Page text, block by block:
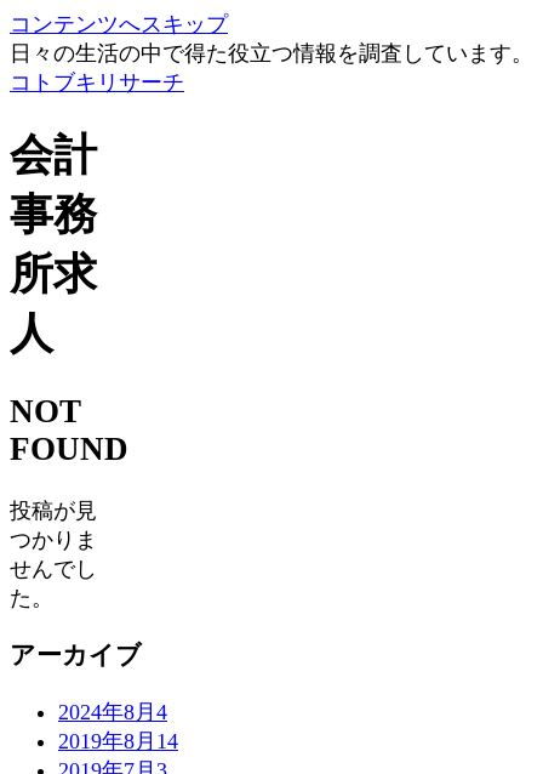
コンテンツへスキップ
日々の生活の中で得た役立つ情報を調査しています。
コトブキリサーチ
会計
事務
所求
人
NOT
FOUND
投稿が見
つかりま
せんでし
た。
アーカイブ
2024年8月 4
2019年8月 14